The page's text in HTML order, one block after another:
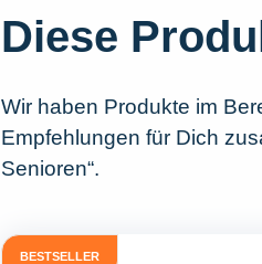
Diese
Wir haben Produkte im
Empfehlungen für Dich
Senioren“.
BESTSELLER